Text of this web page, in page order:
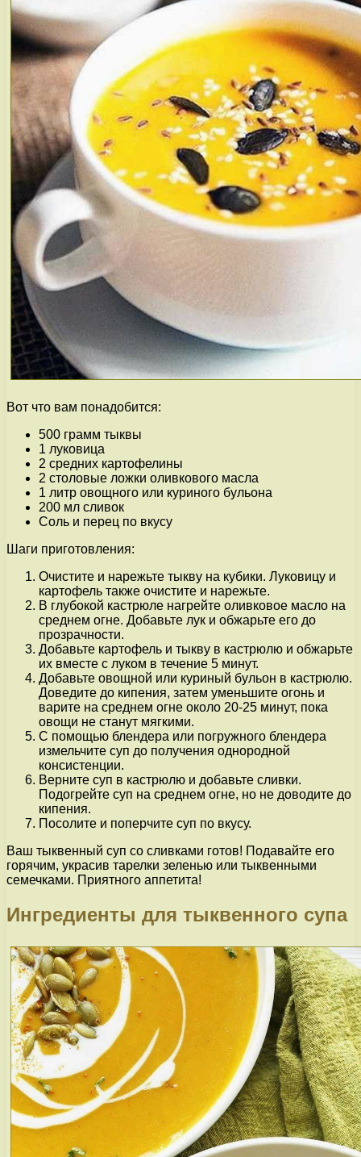
Вот что вам понадобится:
500 грамм тыквы
1 луковица
2 средних картофелины
2 столовые ложки оливкового масла
1 литр овощного или куриного бульона
200 мл сливок
Соль и перец по вкусу
Шаги приготовления:
Очистите и нарежьте тыкву на кубики. Луковицу и
картофель также очистите и нарежьте.
В глубокой кастрюле нагрейте оливковое масло на
среднем огне. Добавьте лук и обжарьте его до
прозрачности.
Добавьте картофель и тыкву в кастрюлю и обжарьте
их вместе с луком в течение 5 минут.
Добавьте овощной или куриный бульон в кастрюлю.
Доведите до кипения, затем уменьшите огонь и
варите на среднем огне около 20-25 минут, пока
овощи не станут мягкими.
С помощью блендера или погружного блендера
измельчите суп до получения однородной
консистенции.
Верните суп в кастрюлю и добавьте сливки.
Подогрейте суп на среднем огне, но не доводите до
кипения.
Посолите и поперчите суп по вкусу.
Ваш тыквенный суп со сливками готов! Подавайте его
горячим, украсив тарелки зеленью или тыквенными
семечками. Приятного аппетита!
Ингредиенты для тыквенного супа